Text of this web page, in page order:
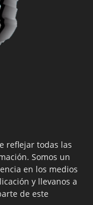
reflejar todas las
Somos un
en los medios
y llevanos a
de este